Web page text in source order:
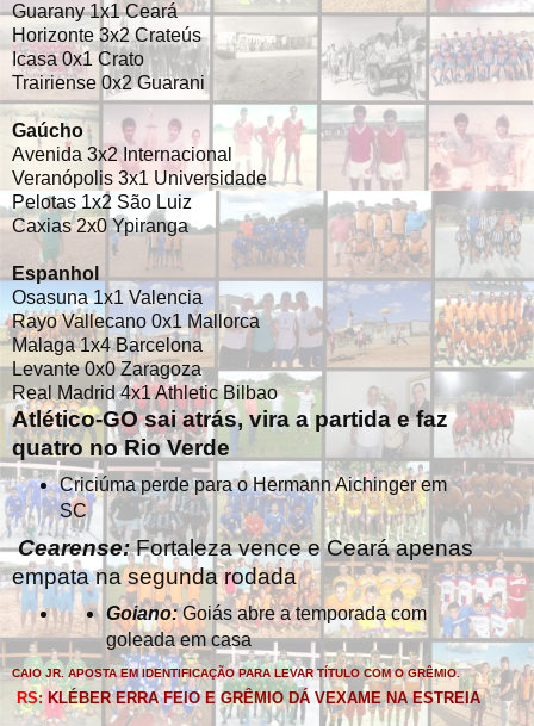
Guarany 1x1 Ceará
Horizonte 3x2 Crateús
Icasa 0x1 Crato
Trairiense 0x2 Guarani
Gaúcho
Avenida 3x2 Internacional
Veranópolis 3x1 Universidade
Pelotas 1x2 São Luiz
Caxias 2x0 Ypiranga
Espanhol
Osasuna 1x1 Valencia
Rayo Vallecano 0x1 Mallorca
Malaga 1x4 Barcelona
Levante 0x0 Zaragoza
Real Madrid 4x1 Athletic Bilbao
Atlético-GO sai atrás, vira a partida e faz
quatro no Rio Verde
Criciúma perde para o Hermann Aichinger em
SC
Cearense:Fortaleza vence e Ceará apenas
empata na segunda rodada
Goiano: Goiás abre a temporada com
goleada em casa
CAIO JR. APOSTA EM IDENTIFICAÇÃO PARA LEVAR TÍTULO COM O GRÊMIO.
RS:KLÉBER ERRA FEIO E GRÊMIO DÁ VEXAME NA ESTREIA